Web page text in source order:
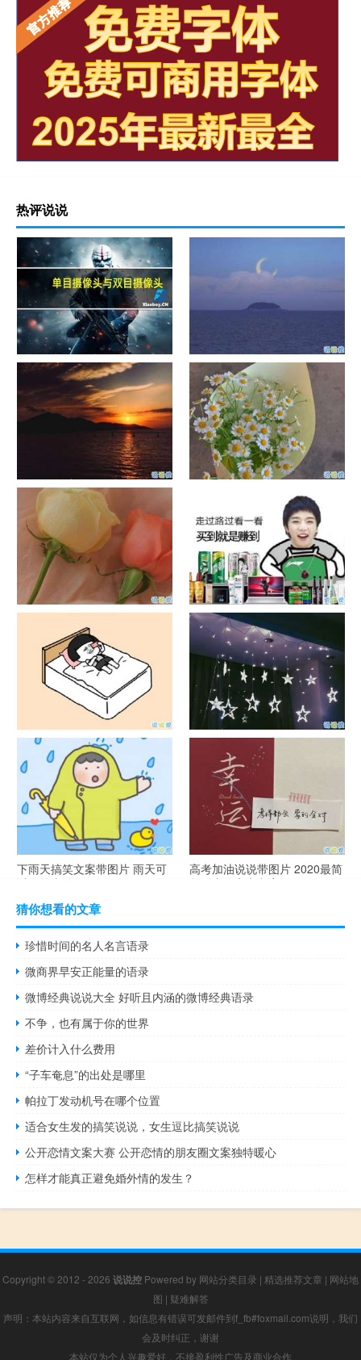
热评说说
单目摄像头与双目摄像头
晚安励志语录带图片 晚安心语
励志鸡汤
日出文案温柔句子 看日出的微
信说说配图
晒风景照的唯美说说配图 适合
发风景的朋友圈文案
官宣恋爱的说说配图 官宣句子
抖音摆地摊文案 摆地摊的搞笑
说说带图片
谐音梗土味情话大全带图片 油
腻搞笑的土味情话
很酷的霸气句子带图片 最新霸
气说说高冷范
下雨天搞笑文案带图片 雨天可
以发的幽默句子
高考加油说说带图片 2020最简
单励志的高考文案
猜你想看的文章
珍惜时间的名人名言语录
微商界早安正能量的语录
微博经典说说大全 好听且内涵的微博经典语录
不争，也有属于你的世界
差价计入什么费用
“子车奄息”的出处是哪里
帕拉丁发动机号在哪个位置
适合女生发的搞笑说说，女生逗比搞笑说说
公开恋情文案大赛 公开恋情的朋友圈文案独特暖心
怎样才能真正避免婚外情的发生？
Copyright © 2012 - 2026 说说控 Powered by 网站分类目录 | 精选推荐文章 | 网站地
图 | 疑难解答
声明：本站内容来自互联网，如信息有错误可发邮件到f_fb#foxmail.com说明，我们
会及时纠正，谢谢
本站仅为个人兴趣爱好，不接盈利性广告及商业合作